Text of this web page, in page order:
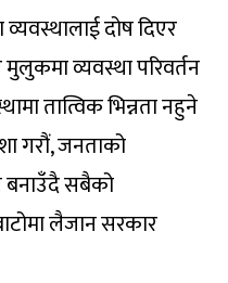
दोष दिएर
व्यवस्था परिवर्तन
तात्विक भिन्नता नहुने
गरौं, जनताको
बनाउँदै सबैको
लैजान सरकार